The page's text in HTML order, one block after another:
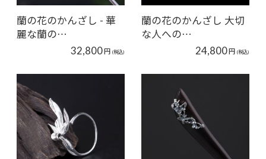
蘭の花のかんざし - 華
麗な蘭の…
32,800円 (税込)
蘭の花のかんざし 大切
な人への…
24,800円 (税込)